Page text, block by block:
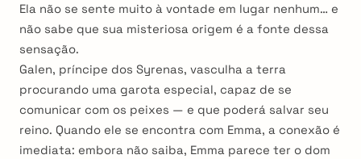
Ela não se sente muito à vontade em lugar nenhum… e
não sabe que sua misteriosa origem é a fonte dessa
sensação.
Galen, príncipe dos Syrenas, vasculha a terra
procurando uma garota especial, capaz de se
comunicar com os peixes — e que poderá salvar seu
reino. Quando ele se encontra com Emma, a conexão é
imediata: embora não saiba, Emma parece ter o dom